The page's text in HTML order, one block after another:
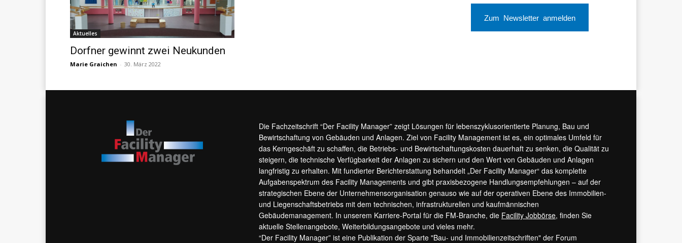
Aktuelles
Dorfner gewinnt zwei Neukunden
Marie Graichen - 30. März 2022
Zum Newsletter anmelden
Die Fachzeitschrift “Der Facility Manager” zeigt Lösungen für lebenszyklusorientierte Planung, Bau und
Bewirtschaftung von Gebäuden und Anlagen. Ziel von Facility Management ist es, ein optimales Umfeld für
das Kerngeschäft zu schaffen, die Betriebs- und Bewirtschaftungskosten dauerhaft zu senken, die Qualität zu
steigern, die technische Verfügbarkeit der Anlagen zu sichern und den Wert von Gebäuden und Anlagen
langfristig zu erhalten. Mit fundierter Berichterstattung behandelt „Der Facility Manager“ das komplette
Aufgabenspektrum des Facility Managements und gibt praxisbezogene Handlungsempfehlungen – auf der
strategischen Ebene der Unternehmensorganisation genauso wie auf der operativen Ebene des Immobilien-
und Liegenschaftsbetriebs mit dem technischen, infrastrukturellen und kaufmännischen
Gebäudemanagement. In unserem Karriere-Portal für die FM-Branche, die Facility Jobbörse, finden Sie
aktuelle Stellenangebote, Weiterbildungsangebote und vieles mehr.
“Der Facility Manager” ist eine Publikation der Sparte "Bau- und Immobilienzeitschriften" der Forum